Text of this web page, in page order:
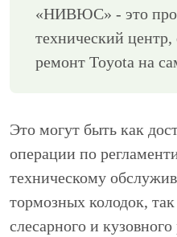
«НИВЮС» - это
технический
ремонт Toyota на
Это могут быть как
операции по
техническому
тормозных колодок,
слесарного и